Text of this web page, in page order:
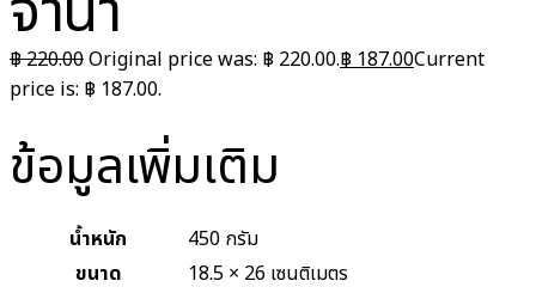
฿220.00Original price was: ฿ 220.00.฿ 187.00Current
price is: ฿ 187.00.
ข้อมูลเพิ่มเติม
น้ำหนัก
450 กรัม
ขนาด
18.5 × 26 เซนติเมตร